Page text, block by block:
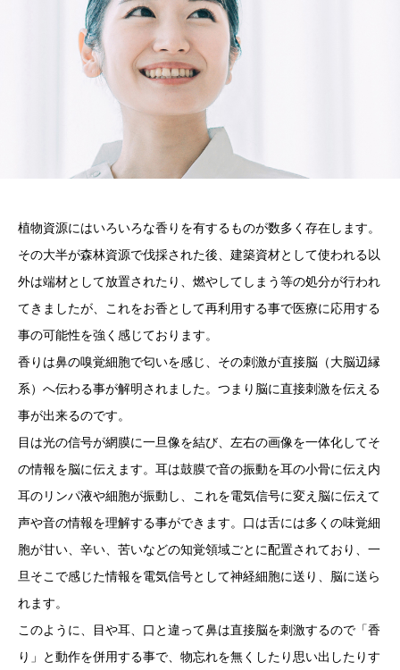
植物資源にはいろいろな香りを有するものが数多く存在します。
その大半が森林資源で伐採された後、建築資材として使われる以
外は端材として放置されたり、燃やしてしまう等の処分が行われ
てきましたが、これをお香として再利用する事で医療に応用する
事の可能性を強く感じております。
香りは鼻の嗅覚細胞で匂いを感じ、その刺激が直接脳（大脳辺縁
系）へ伝わる事が解明されました。つまり脳に直接刺激を伝える
事が出来るのです。
目は光の信号が網膜に一旦像を結び、左右の画像を一体化してそ
の情報を脳に伝えます。耳は鼓膜で音の振動を耳の小骨に伝え内
耳のリンパ液や細胞が振動し、これを電気信号に変え脳に伝えて
声や音の情報を理解する事ができます。口は舌には多くの味覚細
胞が甘い、辛い、苦いなどの知覚領域ごとに配置されており、一
旦そこで感じた情報を電気信号として神経細胞に送り、脳に送ら
れます。
このように、目や耳、口と違って鼻は直接脳を刺激するので「香
り」と動作を併用する事で、物忘れを無くしたり思い出したりす